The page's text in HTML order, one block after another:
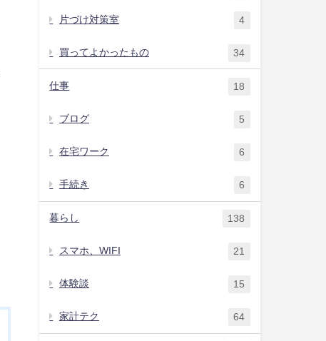
片づけ対策室 4
買ってよかったもの 34
仕事 18
ブログ 5
在宅ワーク 6
手続き 6
暮らし 138
スマホ、WIFI 21
体験談 15
家計テク 64